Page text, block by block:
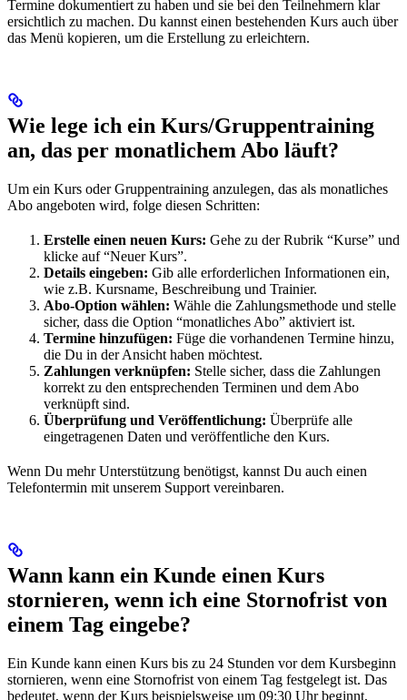
Termine dokumentiert zu haben und sie bei den Teilnehmern klar
ersichtlich zu machen. Du kannst einen bestehenden Kurs auch über
das Menü kopieren, um die Erstellung zu erleichtern.
Wie lege ich ein Kurs/Gruppentraining
an, das per monatlichem Abo läuft?
Um ein Kurs oder Gruppentraining anzulegen, das als monatliches
Abo angeboten wird, folge diesen Schritten:
Erstelle einen neuen Kurs: Gehe zu der Rubrik “Kurse” und
klicke auf “Neuer Kurs”.
Details eingeben: Gib alle erforderlichen Informationen ein,
wie z.B. Kursname, Beschreibung und Trainier.
Abo-Option wählen: Wähle die Zahlungsmethode und stelle
sicher, dass die Option “monatliches Abo” aktiviert ist.
Termine hinzufügen: Füge die vorhandenen Termine hinzu,
die Du in der Ansicht haben möchtest.
Zahlungen verknüpfen: Stelle sicher, dass die Zahlungen
korrekt zu den entsprechenden Terminen und dem Abo
verknüpft sind.
Überprüfung und Veröffentlichung: Überprüfe alle
eingetragenen Daten und veröffentliche den Kurs.
Wenn Du mehr Unterstützung benötigst, kannst Du auch einen
Telefontermin mit unserem Support vereinbaren.
Wann kann ein Kunde einen Kurs
stornieren, wenn ich eine Stornofrist von
einem Tag eingebe?
Ein Kunde kann einen Kurs bis zu 24 Stunden vor dem Kursbeginn
stornieren, wenn eine Stornofrist von einem Tag festgelegt ist. Das
bedeutet, wenn der Kurs beispielsweise um 09:30 Uhr beginnt,